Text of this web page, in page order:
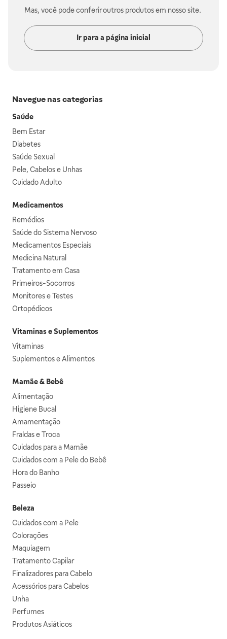
Mas, você pode conferir outros produtos em nosso site.
Ir para a página inicial
Navegue nas categorias
Saúde
Bem Estar
Diabetes
Saúde Sexual
Pele, Cabelos e Unhas
Cuidado Adulto
Medicamentos
Remédios
Saúde do Sistema Nervoso
Medicamentos Especiais
Medicina Natural
Tratamento em Casa
Primeiros-Socorros
Monitores e Testes
Ortopédicos
Vitaminas e Suplementos
Vitaminas
Suplementos e Alimentos
Mamãe & Bebê
Alimentação
Higiene Bucal
Amamentação
Fraldas e Troca
Cuidados para a Mamãe
Cuidados com a Pele do Bebê
Hora do Banho
Passeio
Beleza
Cuidados com a Pele
Colorações
Maquiagem
Tratamento Capilar
Finalizadores para Cabelo
Acessórios para Cabelos
Unha
Perfumes
Produtos Asiáticos